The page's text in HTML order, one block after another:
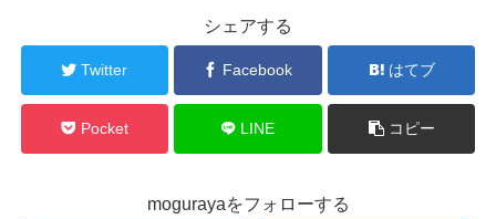
シェアする
Twitter Facebook はてブ
Pocket LINE コピー
mogurayaをフォローする